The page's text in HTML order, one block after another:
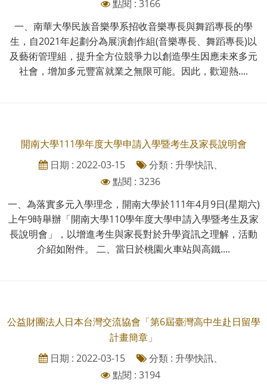
點閱 : 3166
一、南華大學民族音樂學系招收音樂專長與舞蹈專長的學
生，自2021年起劃分為展演創作組(音樂專長、舞蹈專長)以
及藝術管理組，提升全方位競爭力以創造學生因應未來多元
社會，增加多元豐富就業之無限可能。因此，歡迎熱....
開南大學111學年度大學申請入學暨考生及家長說明會
日期 : 2022-03-15
分類 : 升學快訊、
點閱 : 3236
一、為落實多元入學理念，開南大學於111年4月9日(星期六)
上午9時舉辦「開南大學110學年度大學申請入學暨考生及家
長說明會」，以增進考生與家長對於升學資訊之理解，活動
介紹如附件。 二、當日於桃園火車站與高鐵....
公益財團法人日本台灣交流協會「第6屆臺灣高中生赴日留學
計畫簡章」
日期 : 2022-03-15
分類 : 升學快訊、
點閱 : 3194